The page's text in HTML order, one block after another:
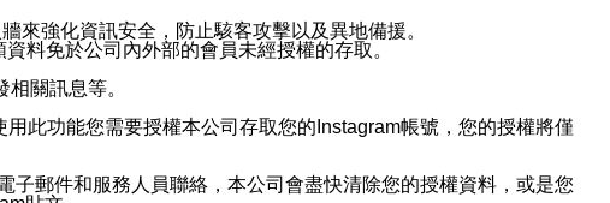
來強化資訊安全，防止駭客攻擊以及異地備援。
料免於公司內外部的會員未經授權的存取。
關訊息等。
此功能您需要授權本公司存取您的Instagram帳號，您的授權將僅
郵件和服務人員聯絡，本公司會盡快清除您的授權資料，或是您